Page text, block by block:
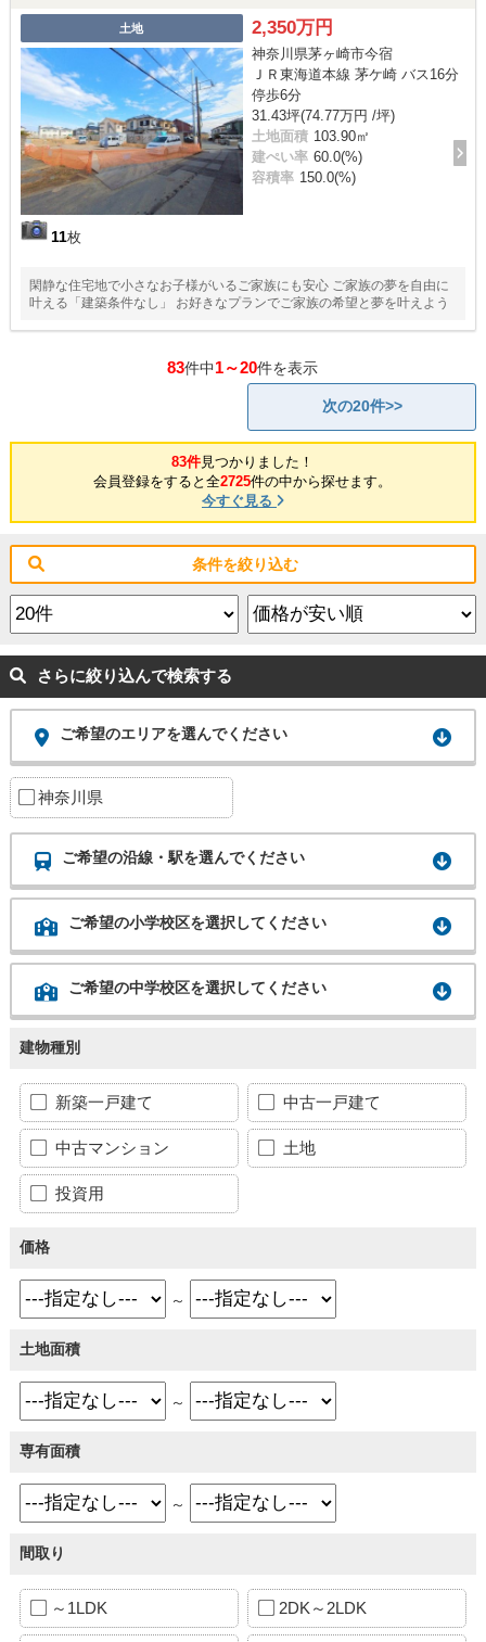
土地
11枚
2,350万円
神奈川県茅ヶ崎市今宿
ＪＲ東海道本線 茅ケ崎 バス16分
停歩6分
31.43坪(74.77万円 /坪)
土地面積 103.90㎡
建ぺい率 60.0(%)
容積率 150.0(%)
閑静な住宅地で小さなお子様がいるご家族にも安心 ご家族の夢を自由に
叶える「建築条件なし」 お好きなプランでご家族の希望と夢を叶えよう
83件中1～20件を表示
次の20件>>
83件見つかりました！
会員登録をすると全2725件の中から探せます。
今すぐ見る
条件を絞り込む
さらに絞り込んで検索する
ご希望のエリアを選んでください
神奈川県
ご希望の沿線・駅を選んでください
ご希望の小学校区を選択してください
ご希望の中学校区を選択してください
建物種別
新築一戸建て 中古一戸建て
中古マンション 土地
投資用
価格
～
土地面積
～
専有面積
～
間取り
～1LDK 2DK～2LDK